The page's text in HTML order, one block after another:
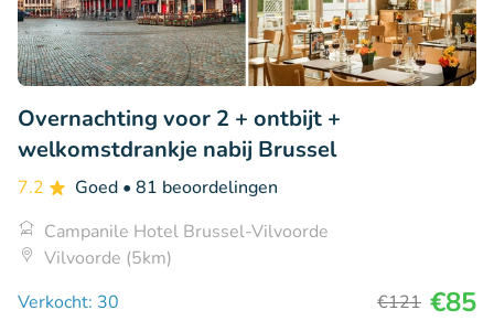
Overnachting voor 2 + ontbijt +
welkomstdrankje nabij Brussel
7.2 Goed • 81 beoordelingen
Campanile Hotel Brussel-Vilvoorde
Vilvoorde (5km)
Verkocht: 30
€121 €85